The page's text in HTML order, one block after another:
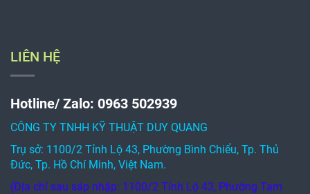
LIÊN HỆ
Hotline/ Zalo: 0963 502939
CÔNG TY TNHH KỸ THUẬT DUY QUANG
Trụ sở: 1100/2 Tỉnh Lộ 43, Phường Bình Chiểu, Tp. Thủ
Đức, Tp. Hồ Chí Minh, Việt Nam.
(Địa chỉ sau sáp nhập: 1100/2 Tỉnh Lộ 43, Phường Tam